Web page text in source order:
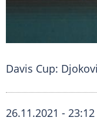
Davis Cup:
26.11.2021 -